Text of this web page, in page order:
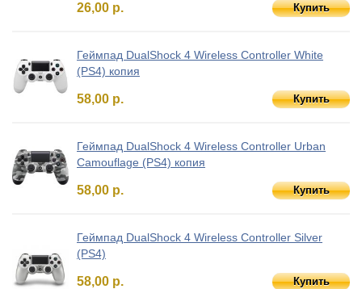
26,00 р. Купить
Геймпад DualShock 4 Wireless Controller White
(PS4) копия
58,00 р. Купить
Геймпад DualShock 4 Wireless Controller Urban
Camouflage (PS4) копия
58,00 р. Купить
Геймпад DualShock 4 Wireless Controller Silver
(PS4)
58,00 р. Купить